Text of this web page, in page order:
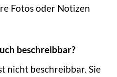
Fotos oder Notizen
beschreibbar?
nicht beschreibbar. Sie